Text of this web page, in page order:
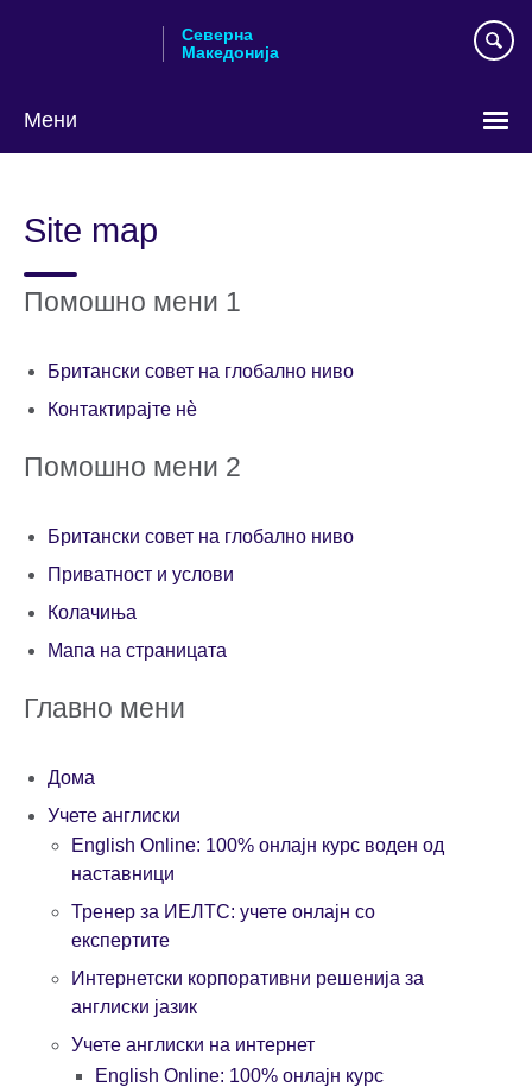
Северна
Македонија
Мени
вашиот
Site map
Помошно мени 1
Британски совет на глобално ниво
Контактирајте нè
Помошно мени 2
Британски совет на глобално ниво
Приватност и услови
Колачиња
Мапа на страницата
Главно мени
Дома
Учете англиски
English Online: 100% онлајн курс воден од
наставници
Тренер за ИЕЛТС: учете онлајн со
експертите
Интернетски корпоративни решенија за
англиски јазик
Учете англиски на интернет
English Online: 100% онлајн курс